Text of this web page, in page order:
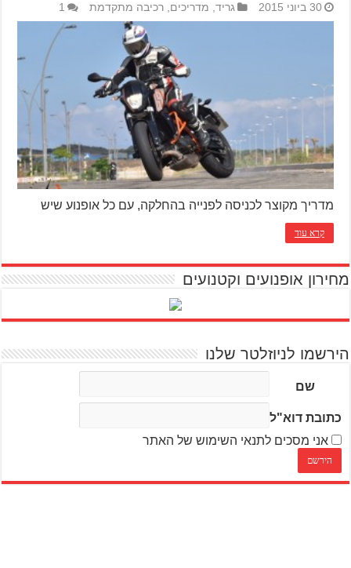
30 ביוני 2015 גריד מדריכים ,רכיבה מתקדמת 1
מדריך מקוצר לכניסה לפנייה בהחלקה, עם כל אופנוע שיש
קרא עוד
מחירון אופנועים וקטנועים
הירשמו לניוזלטר שלנו
שם
כתובת דוא"ל
אני מסכים לתנאי השימוש של האתר